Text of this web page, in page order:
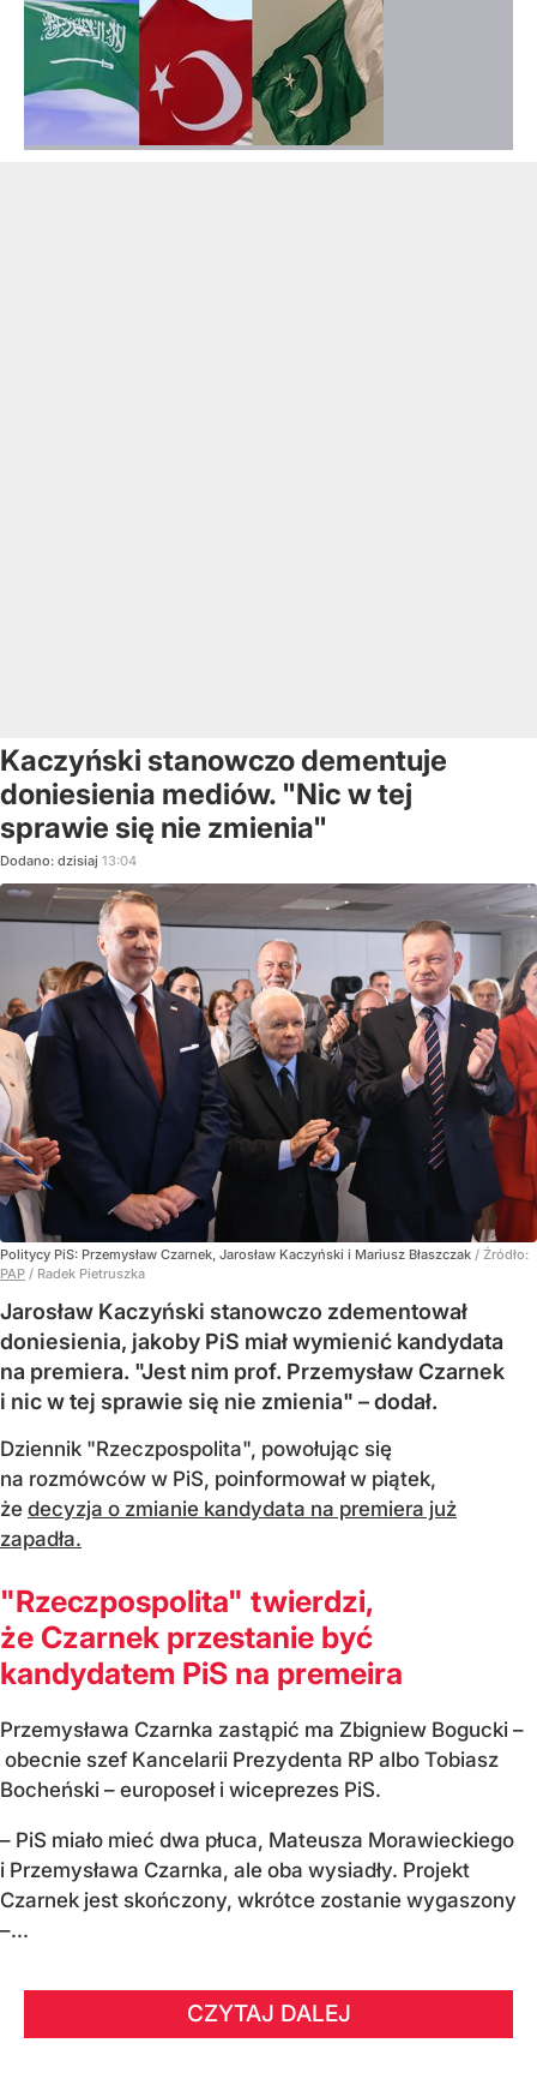
Kaczyński stanowczo dementuje
doniesienia mediów. "Nic w tej
sprawie się nie zmienia"
Dodano: dzisiaj 13:04
Politycy PiS: Przemysław Czarnek, Jarosław Kaczyński i Mariusz Błaszczak / Źródło:
PAP / Radek Pietruszka
Jarosław Kaczyński stanowczo zdementował
doniesienia, jakoby PiS miał wymienić kandydata
na premiera. "Jest nim prof. Przemysław Czarnek
i nic w tej sprawie się nie zmienia" – dodał.
Dziennik "Rzeczpospolita", powołując się
na rozmówców w PiS, poinformował w piątek,
że decyzja o zmianie kandydata na premiera już
zapadła.
"Rzeczpospolita" twierdzi,
że Czarnek przestanie być
kandydatem PiS na premeira
Przemysława Czarnka zastąpić ma Zbigniew Bogucki –
obecnie szef Kancelarii Prezydenta RP albo Tobiasz
Bocheński – europoseł i wiceprezes PiS.
– PiS miało mieć dwa płuca, Mateusza Morawieckiego
i Przemysława Czarnka, ale oba wysiadły. Projekt
Czarnek jest skończony, wkrótce zostanie wygaszony
–...
CZYTAJ DALEJ